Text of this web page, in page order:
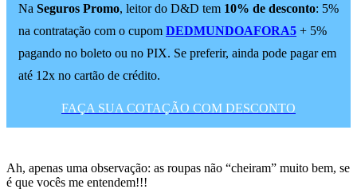
Na Seguros Promo, leitor do D&D tem 10% de desconto: 5%
na contratação com o cupom DEDMUNDOAFORA5 + 5%
pagando no boleto ou no PIX. Se preferir, ainda pode pagar em
até 12x no cartão de crédito.
FAÇA SUA COTAÇÃO COM DESCONTO
Ah, apenas uma observação: as roupas não “cheiram” muito bem, se
é que vocês me entendem!!!